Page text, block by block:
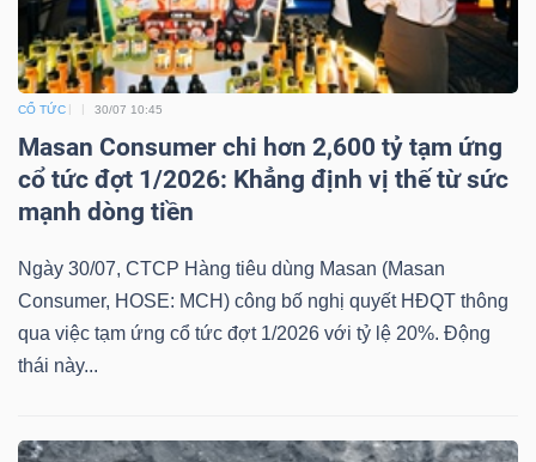
CỔ TỨC 30/07 10:45
Masan Consumer chi hơn 2,600 tỷ tạm ứng
cổ tức đợt 1/2026: Khẳng định vị thế từ sức
mạnh dòng tiền
Ngày 30/07, CTCP Hàng tiêu dùng Masan (Masan
Consumer, HOSE: MCH) công bố nghị quyết HĐQT thông
qua việc tạm ứng cổ tức đợt 1/2026 với tỷ lệ 20%. Động
thái này...
Đào
tạo
tài
chính
Công